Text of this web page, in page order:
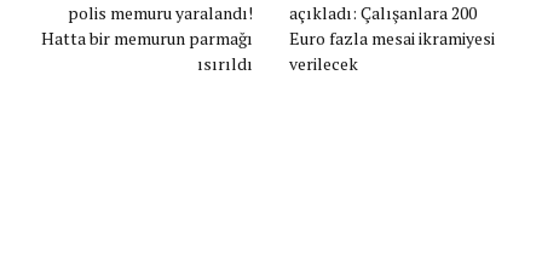
polis memuru yaralandı!
Hatta bir memurun parmağı
ısırıldı
açıkladı: Çalışanlara 200
Euro fazla mesai ikramiyesi
verilecek